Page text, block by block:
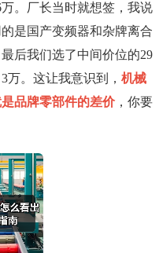
。厂长当时就想签，我说
是国产变频器和杂牌离合
后我们选了中间价位的29
。这让我意识到， 机械
品牌零部件的差价，你要